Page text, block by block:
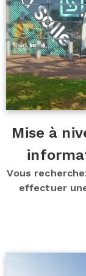
Mise à
Vous
effectuer